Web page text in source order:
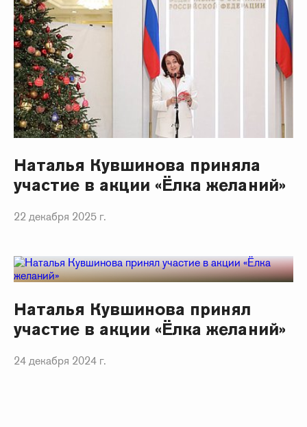
Наталья Кувшинова приняла
участие в акции «Ёлка желаний»
22 декабря 2025 г.
Наталья Кувшинова принял
участие в акции «Ёлка желаний»
24 декабря 2024 г.